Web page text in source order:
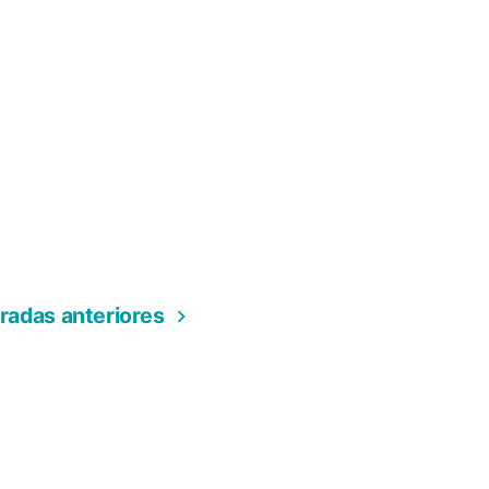
anteriores